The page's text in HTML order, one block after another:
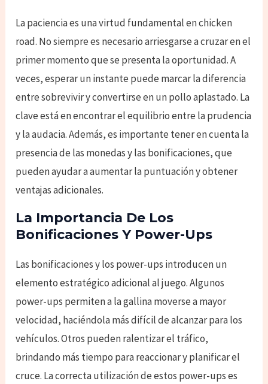
La paciencia es una virtud fundamental en chicken
road. No siempre es necesario arriesgarse a cruzar en el
primer momento que se presenta la oportunidad. A
veces, esperar un instante puede marcar la diferencia
entre sobrevivir y convertirse en un pollo aplastado. La
clave está en encontrar el equilibrio entre la prudencia
y la audacia. Además, es importante tener en cuenta la
presencia de las monedas y las bonificaciones, que
pueden ayudar a aumentar la puntuación y obtener
ventajas adicionales.
La Importancia De Los
Bonificaciones Y Power-Ups
Las bonificaciones y los power-ups introducen un
elemento estratégico adicional al juego. Algunos
power-ups permiten a la gallina moverse a mayor
velocidad, haciéndola más difícil de alcanzar para los
vehículos. Otros pueden ralentizar el tráfico,
brindando más tiempo para reaccionar y planificar el
cruce. La correcta utilización de estos power-ups es